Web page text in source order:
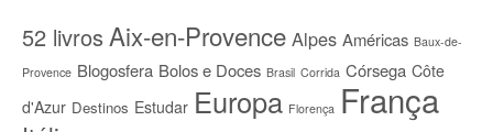
52 livros Aix-en-Provence Alpes Américas Baux-de-
Provence Blogosfera Bolos e Doces Brasil Corrida Córsega Côte
d'Azur Destinos Estudar Europa Florença França